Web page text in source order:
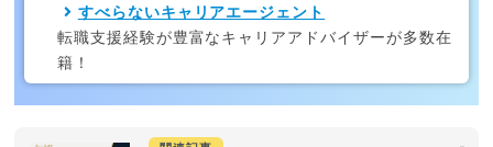
すべらないキャリアエージェント
転職支援経験が豊富なキャリアアドバイザーが多数在
籍！